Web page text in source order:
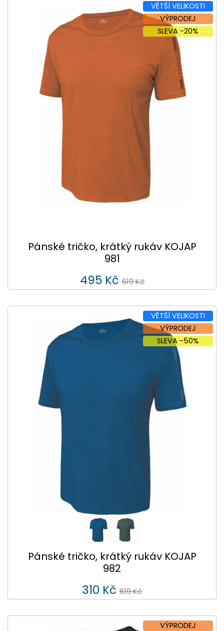
VĚTŠÍ VELIKOSTI
VÝPRODEJ
SLEVA -20%
Pánské tričko, krátký rukáv KOJAP
981
495 Kč 619 Kč
VĚTŠÍ VELIKOSTI
VÝPRODEJ
SLEVA -50%
Pánské tričko, krátký rukáv KOJAP
982
310 Kč 619 Kč
VÝPRODEJ